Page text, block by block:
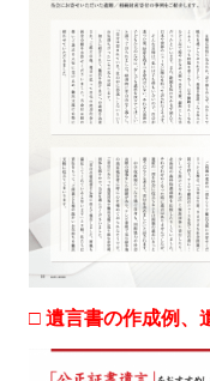
□ 遺言書の作成例、